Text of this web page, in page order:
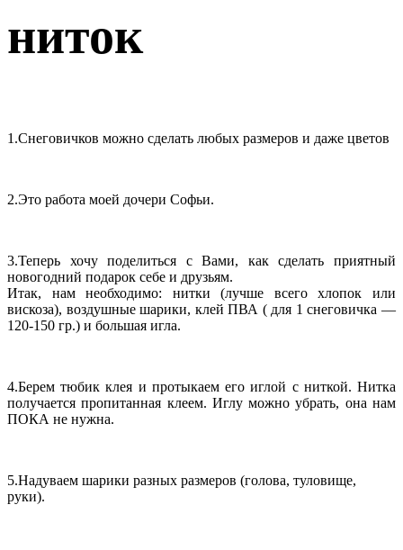
ниток
1.Снеговичков можно сделать любых размеров и даже цветов
2.Это работа моей дочери Софьи.
3.Теперь хочу поделиться с Вами, как сделать приятный
новогодний подарок себе и друзьям.
Итак, нам необходимо: нитки (лучше всего хлопок или
вискоза), воздушные шарики, клей ПВА ( для 1 снеговичка —
120-150 гр.) и большая игла.
4.Берем тюбик клея и протыкаем его иглой с ниткой. Нитка
получается пропитанная клеем. Иглу можно убрать, она нам
ПОКА не нужна.
5.Надуваем шарики разных размеров (голова, туловище,
руки).